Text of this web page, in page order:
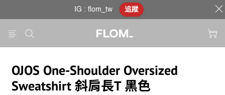
OJOS One-Shoulder Oversized
Sweatshirt 斜肩長T 黑色
IG : flom_tw 追蹤